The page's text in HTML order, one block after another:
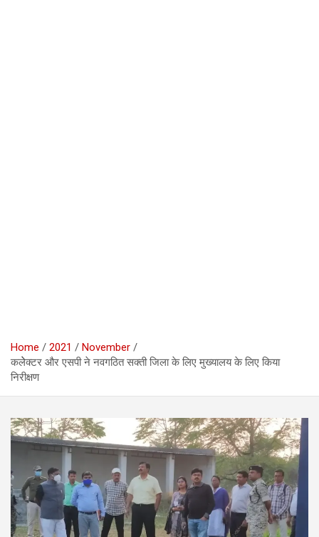
Home 2021
November
कलेेक्टर और एसपी ने नवगठित सक्ती जिला के लिए मुख्यालय के लिए किया
निरीक्षण